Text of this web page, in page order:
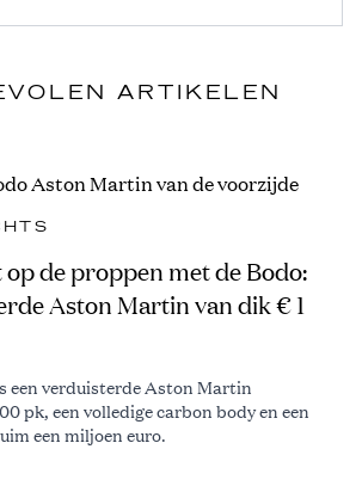
ARTIKELEN
de proppen met de Bodo:
Aston Martin van dik € 1
een verduisterde Aston Martin
pk, een volledige carbon body en een
een miljoen euro.